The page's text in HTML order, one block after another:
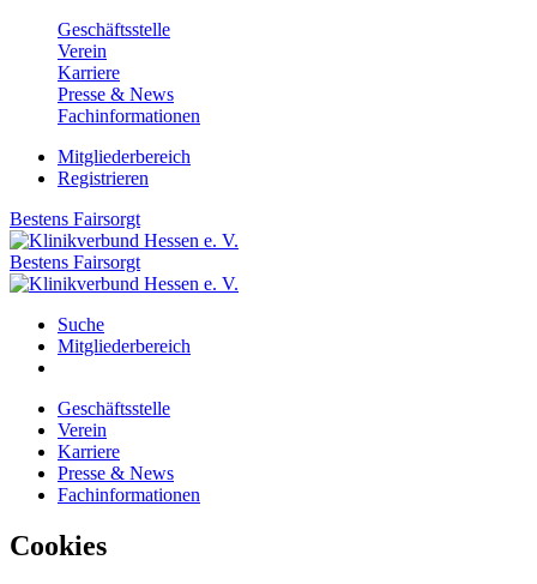
Geschäftsstelle
Verein
Karriere
Presse & News
Fachinformationen
Mitgliederbereich
Registrieren
Bestens Fairsorgt
Bestens Fairsorgt
Suche
Mitgliederbereich
Geschäftsstelle
Verein
Karriere
Presse & News
Fachinformationen
Cookies